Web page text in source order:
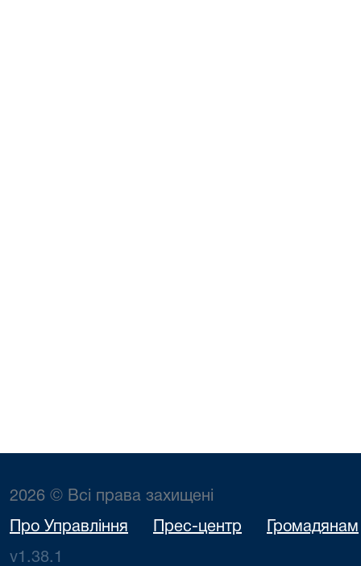
2026 © Всі права захищені
Про Управління Прес-центр Громадянам
v1.38.1